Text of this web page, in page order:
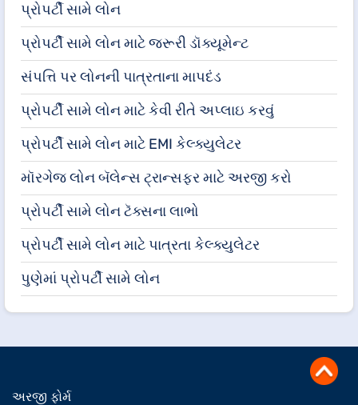
પ્રોપર્ટી સામે લોન
પ્રોપર્ટી સામે લોન માટે જરૂરી ડૉક્યૂમેન્ટ
સંપત્તિ પર લોનની પાત્રતાના માપદંડ
પ્રોપર્ટી સામે લોન માટે કેવી રીતે અપ્લાઇ કરવું
પ્રોપર્ટી સામે લોન માટે EMI કેલ્ક્યુલેટર
મૉરગેજ લોન બૅલેન્સ ટ્રાન્સફર માટે અરજી કરો
પ્રોપર્ટી સામે લોન ટૅક્સના લાભો
પ્રોપર્ટી સામે લોન માટે પાત્રતા કેલ્ક્યુલેટર
પુણેમાં પ્રોપર્ટી સામે લોન
અરજી ફોર્મ